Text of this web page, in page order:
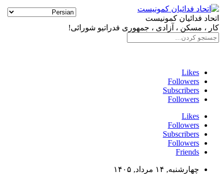
اتحاد فدائیان کمونیست
کار ، مسکن ، آزادی ، جمهوری فدراتیو شورائی!
Likes
Followers
Subscribers
Followers
Likes
Followers
Subscribers
Followers
Friends
چهارشنبه, ۱۴ مرداد, ۱۴۰۵